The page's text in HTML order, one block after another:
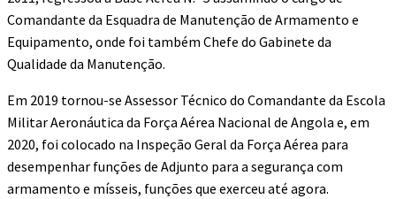
Comandante da Esquadra de Manutenção de Armamento e
Equipamento, onde foi também Chefe do Gabinete da
Qualidade da Manutenção.
Em 2019 tornou-se Assessor Técnico do Comandante da Escola
Militar Aeronáutica da Força Aérea Nacional de Angola e, em
2020, foi colocado na Inspeção Geral da Força Aérea para
desempenhar funções de Adjunto para a segurança com
armamento e mísseis, funções que exerceu até agora.